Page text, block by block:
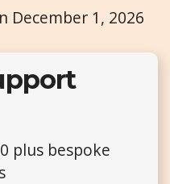
December 1, 2026
plus bespoke